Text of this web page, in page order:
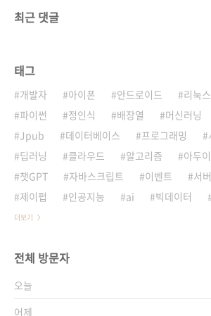
최근 댓글
태그
개발자 아이폰 안드로이드 리눅스
파이썬
정인식 배장열 머신러닝
Jpub
데이터베이스 프로그래밍
딥러닝
클라우드 알고리즘 아두
챗GPT
자바스크립트 이벤트 서버
제이펍
인공지능 ai 빅데이터
더보기
전체 방문자
오늘
어제